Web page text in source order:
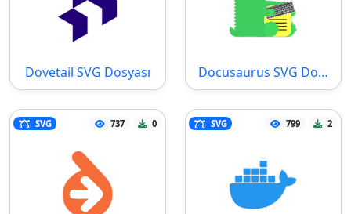
Dovetail SVG Dosyası Docusaurus SVG Dosyası
SVG 737 0 SVG 799 2